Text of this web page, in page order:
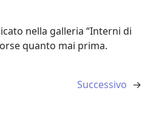
nella galleria “Interni di
quanto mai prima.
Successivo →